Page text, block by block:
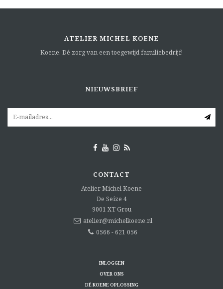
ATELIER MICHEL KOENE
Koene. Dé zorg van een toegewijd familiebedrijf!
NIEUWSBRIEF
CONTACT
Atelier Michel Koene
De Seize 4
9001 XT Grou
atelier@michelkoene.nl
0566 - 621 056
INLOGGEN
OVER ONS
DÉ KOENE OPLOSSING